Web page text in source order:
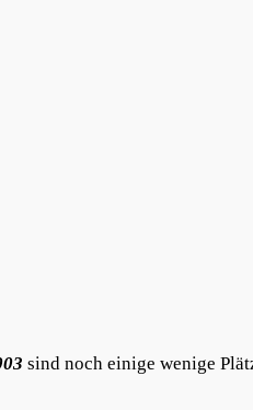
sind noch einige wenige